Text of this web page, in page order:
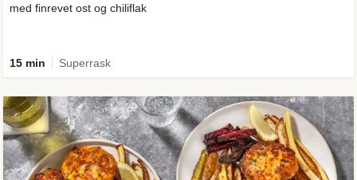
med finrevet ost og chiliflak
15 min Superrask